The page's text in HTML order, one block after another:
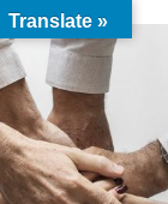
Translate »